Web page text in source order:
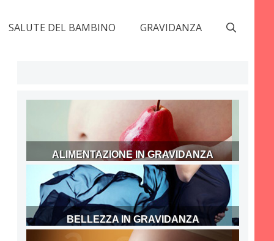
SALUTE DEL BAMBINO GRAVIDANZA
ALIMENTAZIONE IN GRAVIDANZA
BELLEZZA IN GRAVIDANZA